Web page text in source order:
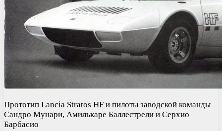
Прототип Lancia Stratos HF и пилоты заводской команды
Сандро Мунари, Амилькаре Баллестрели и Серхио
Барбасио